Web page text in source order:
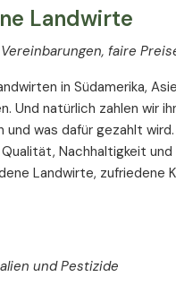
Landwirte
faire
in Südamerika,
Und natürlich zahlen wir
und was dafür gezahlt
Nachhaltigkeit
Landwirte, zufriedene
und Pestizide